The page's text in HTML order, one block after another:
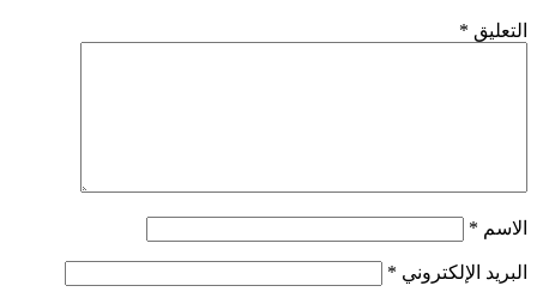
التعليق *
الاسم *
البريد الإلكتروني *